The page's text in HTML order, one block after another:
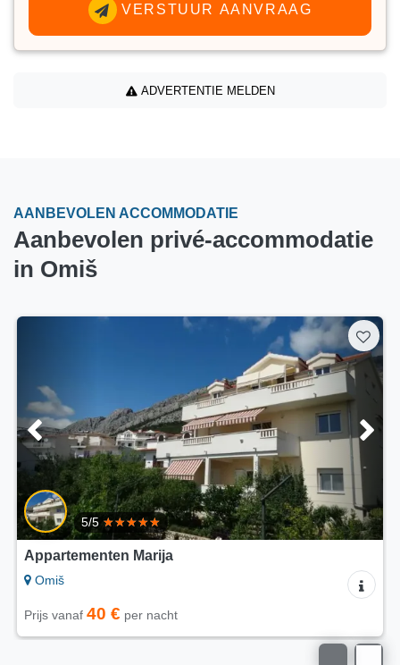
VERSTUUR AANVRAAG
ADVERTENTIE MELDEN
AANBEVOLEN ACCOMMODATIE
Aanbevolen privé-accommodatie
in Omiš
5/5
Appartementen Villa Mira
Omiš
Prijs vanaf 60 € per nacht